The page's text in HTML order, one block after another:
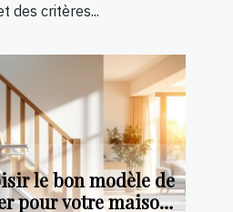
des critères...
le bon modèle de
pour votre maison